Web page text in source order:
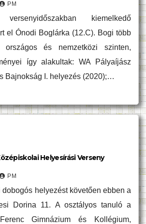
PM
kiemelkedő
el Ónodi Boglárka (12.C). Bogi több
országos és nemzetközi szinten,
így alakultak: WA Pályaíjász
Bajnokság I. helyezés (2020);…
Helyesírási Verseny
PM
dobogós helyezést követően ebben a
Dorina 11. A osztályos tanuló a
Gimnázium és Kollégium,